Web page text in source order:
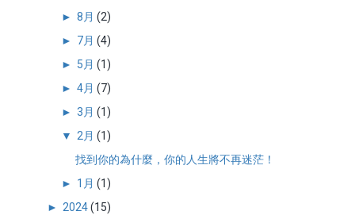
►8月(2)
► 7月(4)
► 5月(1)
►4月(7)
►3月(1)
▼ 2月(1)
找到你的為什麼，你的人生將不再迷茫！
► 1月(1)
► 2024(15)